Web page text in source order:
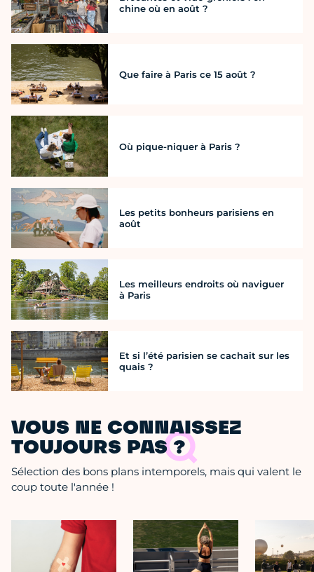
chine où en août ?
Que faire à Paris ce 15 août ?
Où pique-niquer à Paris ?
Les petits bonheurs parisiens en
août
Les meilleurs endroits où naviguer
à Paris
Et si l’été parisien se cachait sur les
quais ?
VOUS NE CONNAISSEZ
TOUJOURS PAS ?
Sélection des bons plans intemporels, mais qui valent le
coup toute l'année !